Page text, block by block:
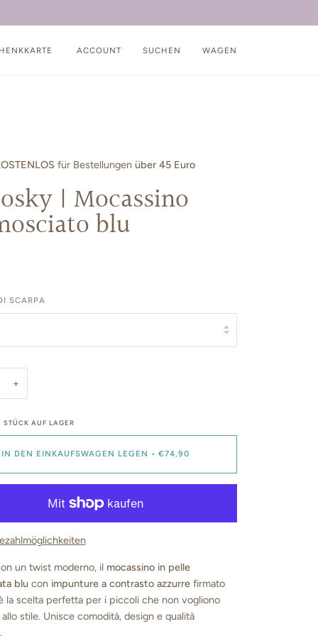
ACCOUNT SUCHEN WAGEN
für Bestellungen über 45 Euro
| Mocassino
blu
SCARPA
+
STÜCK AUF LAGER
IN DEN EINKAUFSWAGEN LEGEN • €74,90
un twist moderno, il mocassino in pelle
blu con impunture a contrasto azzurrefirmato
la scelta perfetta per i piccoli che non vogliono
stile. Unisce comodità, design e qualità